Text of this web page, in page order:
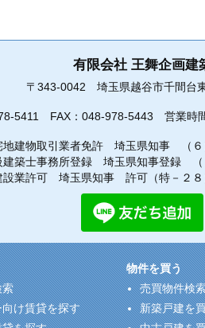
有限会社 王舞企画建
〒343-0042 埼玉県越谷市千間台
5411 FAX：048-978-5443 営業時
地建物取引業者免許 埼玉県知事 （６
建築士事務所登録 埼玉県知事登録 （
設業許可 埼玉県知事 許可（特－２８
索
け賃貸を探す
物件を買う
売買物件検
新築戸建を